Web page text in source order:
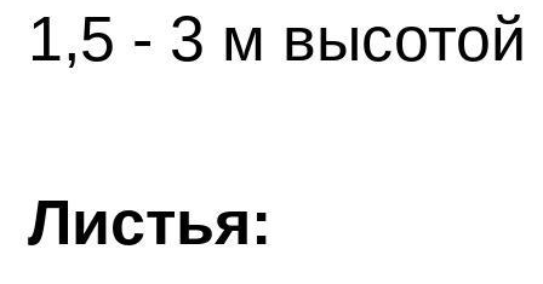
1,5 - 3 м
Листья: